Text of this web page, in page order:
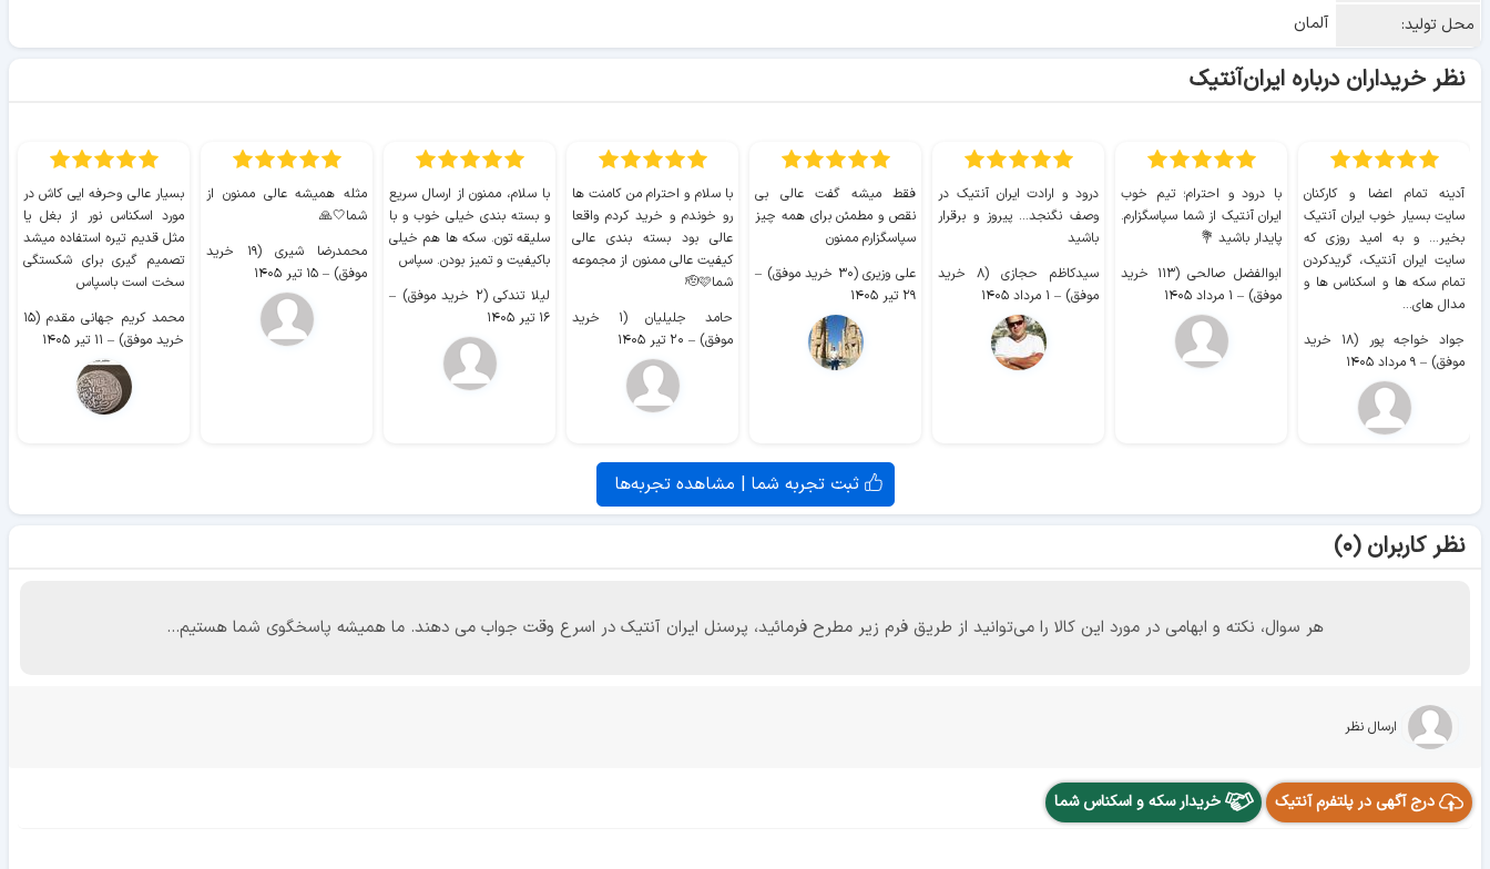
محل تولید:
آلمان
نظر خریداران درباره ایران‌آنتیک
آدینه تمام اعضا و کارکنان
سایت بسیار خوب ايران آنتیک
بخیر... و به امید روزی که
سایت ايران آنتیک، گریدکردن
تمام سکه ها و اسکناس ها و
مدال های...
جواد خواجه پور (۱۸ خرید
موفق) – ۹ مرداد ۱۴۰۵
با درود و احترام؛ تیم خوب
ایران آنتیک از شما سپاسگزارم.
پایدار باشید 💐
ابوالفضل صالحی (۱۱۳ خرید
موفق) – ۱ مرداد ۱۴۰۵
درود و ارادت ایران آنتیک در
وصف نگنجد... پیروز و برقرار
باشید
سیدکاظم حجازی (۸ خرید
موفق) – ۱ مرداد ۱۴۰۵
فقط میشه گفت عالی بی
نقص و مطمئن برای همه چیز
سپاسگزارم ممنون
علی وزیری (۳۰ خرید موفق)
–
۲۹ تیر ۱۴۰۵
با سلام و احترام من کامنت ها
رو خوندم و خرید کردم واقعا
عالی بود بسته بندی عالی
کیفیت عالی ممنون از مجموعه
شما🫡🩷
حامد جلیلیان (۱ خرید
موفق) – ۲۰ تیر ۱۴۰۵
با سلام، ممنون از ارسال سریع
و بسته بندی خیلی خوب و با
سلیقه تون. سکه ها هم خیلی
باکیفیت و تمیز بودن. سپاس
لیلا تندکی (۲ خرید موفق)
–
۱۶ تیر ۱۴۰۵
مثله همیشه عالی ممنون از
شما🤍🙏
محمدرضا شیری (۱۹ خرید
موفق) – ۱۵ تیر ۱۴۰۵
بسیار عالی وحرفه ایی کاش در
مورد اسکناس نور از بغل یا
مثل قدیم تیره استفاده میشد
تصمیم گیری برای شکستگی
سخت است باسپاس
محمد کریم جهانی مقدم (۱۵
خرید موفق) – ۱۱ تیر ۱۴۰۵
ثبت تجربه شما | مشاهده تجربه‌ها
نظر کاربران (۰)
هر سوال، نکته و ابهامی در مورد این کالا را می‌توانید از طریق فرم زیر مطرح فرمائید، پرسنل ایران آنتیک در اسرع وقت جواب می دهند. ما همیشه پاسخگوی شما هستیم...
ارسال نظر
درج آگهی در پلتفرم آنتیک خریدار سکه و اسکناس شما